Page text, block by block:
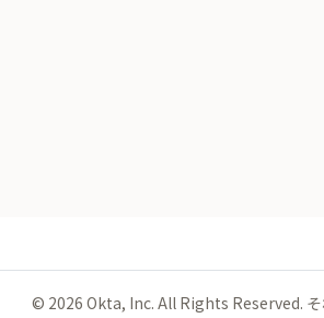
© 2026 Okta, Inc. All Rights Reserved.